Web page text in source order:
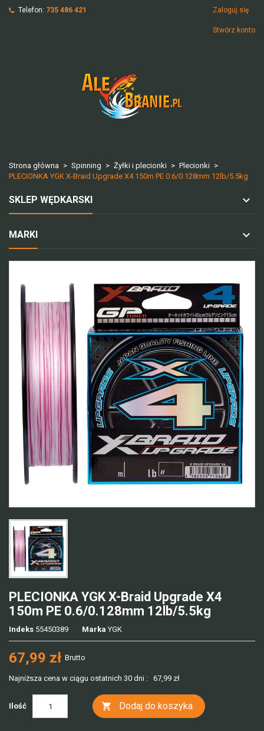
Telefon: 735 486 421 Zaloguj się
Stwórz konto
Strona główna Spinning Żyłki i plecionki
Plecionki
PLECIONKA YGK X-Braid Upgrade X4 150m PE 0.6/0.128mm 12lb/5.5kg
SKLEP WĘDKARSKI
MARKI
PLECIONKA YGK X-Braid Upgrade X4
150m PE 0.6/0.128mm 12lb/5.5kg
Indeks 55450389 Marka YGK
67,99 zł Brutto
Najniższa cena w ciągu ostatnich 30 dni : 67,99 zł
Ilość  Dodaj do koszyka